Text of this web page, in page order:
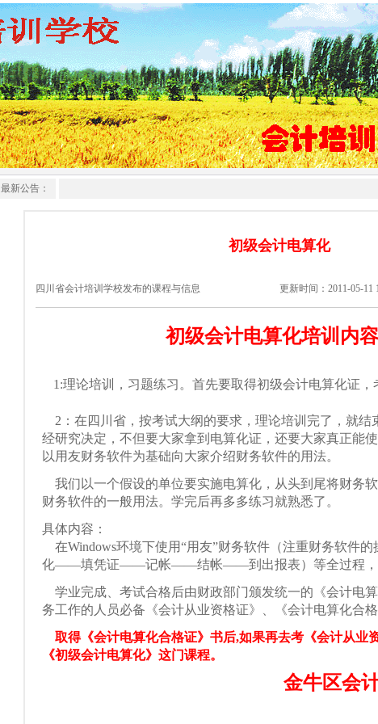
最新公告：
初级会计电算化
四川省会计培训学校发布的课程与信息 更新时间：2011-05-11
初级会计电算化培训内容
1:理论培训，习题练习。首先要取得初级会计电算化证
2：在四川省，按考试大纲的要求，理论培训完了，就结
经研究决定，不但要大家拿到电算化证，还要大家真正能
以用友财务软件为基础向大家介绍财务软件的用法。
我们以一个假设的单位要实施电算化，从头到尾将财务
财务软件的一般用法。学完后再多多练习就熟悉了。
具体内容：
在Windows环境下使用“用友”财务软件（注重财务软件
化——填凭证——记帐——结帐——到出报表）等全过程，
学业完成、考试合格后由财政部门颁发统一的《会计电
务工作的人员必备《会计从业资格证》、《会计电算化合格
取得《会计电算化合格证》书后,如果再去考《会计从业
《初级会计电算化》这门课程。
金牛区会